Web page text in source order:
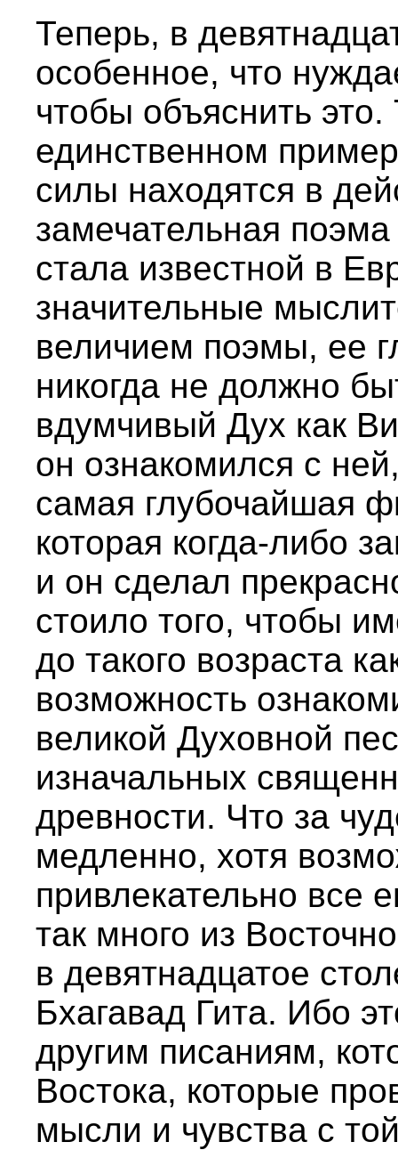
Теперь, в
особенное, что
чтобы объяснить
единственном
силы находятся в
замечательная
стала известной в
значительные
величием поэмы, ее
никогда не должно
вдумчивый Дух как
он ознакомился с
самая глубочайшая
которая когда-либо
и он сделал
стоило того, чтобы
до такого возраста
возможность
великой Духовной
изначальных
древности. Что за
медленно, хотя
привлекательно все
так много из
в девятнадцатое
Бхагавад Гита. Ибо
другим писаниям,
Востока, которые
мысли и чувства с